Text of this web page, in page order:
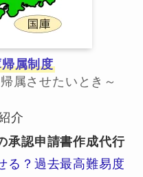
属制度
属させたいとき～
介
承認申請書作成代行
る？過去最高難易度